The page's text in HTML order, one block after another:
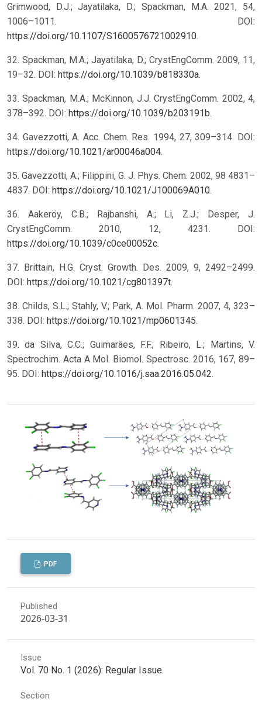
Grimwood, D.J.; Jayatilaka, D.; Spackman, M.A. 2021, 54,
1006–1011. DOI:
https://doi.org/10.1107/S1600576721002910.
32. Spackman, M.A.; Jayatilaka, D.; CrystEngComm. 2009, 11,
19–32. DOI: https://doi.org/10.1039/b818330a.
33. Spackman, M.A.; McKinnon, J.J. CrystEngComm. 2002, 4,
378–392. DOI: https://doi.org/10.1039/b203191b.
34. Gavezzotti, A. Acc. Chem. Res. 1994, 27, 309–314. DOI:
https://doi.org/10.1021/ar00046a004.
35. Gavezzotti, A.; Filippini, G. J. Phys. Chem. 2002, 98 4831–
4837. DOI: https://doi.org/10.1021/J100069A010.
36. Aakeröy, C.B.; Rajbanshi, A.; Li, Z.J.; Desper, J.
CrystEngComm. 2010, 12, 4231. DOI:
https://doi.org/10.1039/c0ce00052c.
37. Brittain, H.G. Cryst. Growth. Des. 2009, 9, 2492–2499.
DOI: https://doi.org/10.1021/cg801397t.
38. Childs, S.L.; Stahly, V.; Park, A. Mol. Pharm. 2007, 4, 323–
338. DOI: https://doi.org/10.1021/mp0601345.
39. da Silva, C.C.; Guimarães, F.F.; Ribeiro, L.; Martins, V.
Spectrochim. Acta A Mol. Biomol. Spectrosc. 2016, 167, 89–
95. DOI: https://doi.org/10.1016/j.saa.2016.05.042.
PDF
Published
2026-03-31
Issue
Vol. 70 No. 1 (2026): Regular Issue
Section